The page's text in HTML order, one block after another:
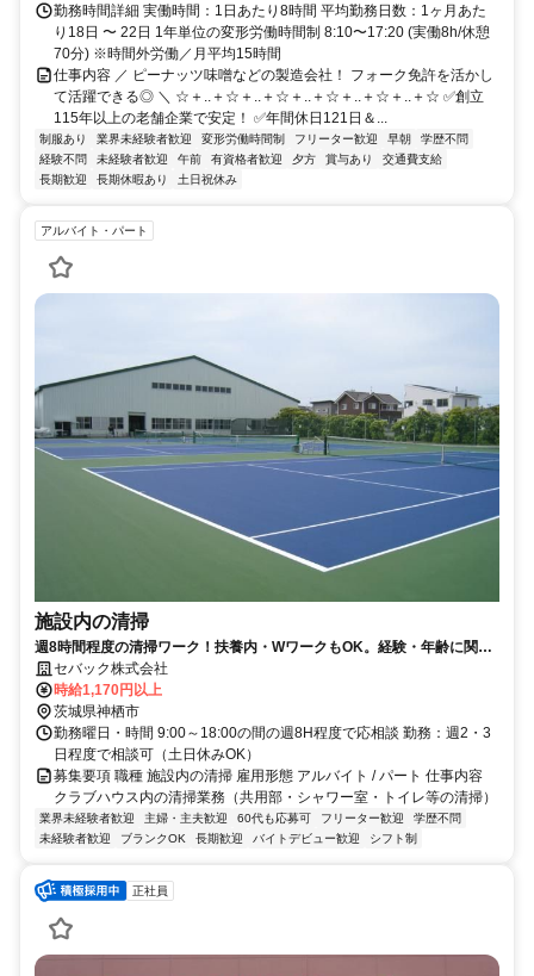
勤務時間詳細 実働時間：1日あたり8時間 平均勤務日数：1ヶ月あた
り18日 〜 22日 1年単位の変形労働時間制 8:10〜17:20 (実働8h/休憩
70分) ※時間外労働／月平均15時間
仕事内容 ／ ピーナッツ味噌などの製造会社！ フォーク免許を活かし
て活躍できる◎ ＼ ☆＋..＋☆＋..＋☆＋..＋☆＋..＋☆＋..＋☆ ✅創立
115年以上の老舗企業で安定！ ✅年間休日121日＆...
制服あり 業界未経験者歓迎 変形労働時間制 フリーター歓迎 早朝
学歴不問
経験不問
未経験者歓迎 午前 有資格者歓迎 夕方 賞与あり
交通費支給
長期歓迎
長期休暇あり 土日祝休み
アルバイト・パート
施設内の清掃
週8時間程度の清掃ワーク！扶養内・WワークもOK。経験・年齢に関係
なく活躍できます◎
セバック株式会社
時給1,170円以上
茨城県神栖市
勤務曜日・時間 9:00～18:00の間の週8H程度で応相談 勤務：週2・3
日程度で相談可（土日休みOK）
募集要項 職種 施設内の清掃 雇用形態 アルバイト / パート 仕事内容
クラブハウス内の清掃業務（共用部・シャワー室・トイレ等の清掃）
業界未経験者歓迎 主婦・主夫歓迎 60代も応募可 フリーター歓迎
学歴不問
未経験者歓迎
ブランクOK 長期歓迎 バイトデビュー歓迎 シフト制
正社員